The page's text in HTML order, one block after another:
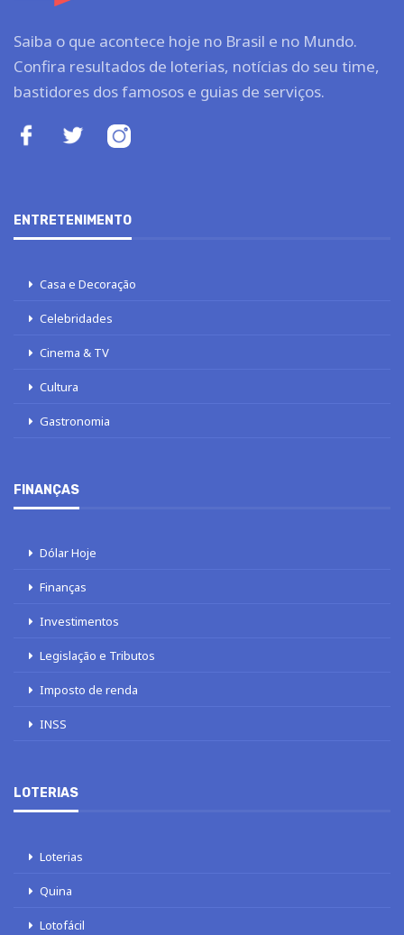
Saiba o que acontece hoje no Brasil e no Mundo.
Confira resultados de loterias, notícias do seu time,
bastidores dos famosos e guias de serviços.
ENTRETENIMENTO
Casa e Decoração
Celebridades
Cinema & TV
Cultura
Gastronomia
FINANÇAS
Dólar Hoje
Finanças
Investimentos
Legislação e Tributos
Imposto de renda
INSS
LOTERIAS
Loterias
Quina
Lotofácil